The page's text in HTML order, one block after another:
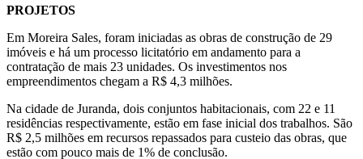
PROJETOS
Em Moreira Sales, foram iniciadas as obras de construção de 29
imóveis e há um processo licitatório em andamento para a
contratação de mais 23 unidades. Os investimentos nos
empreendimentos chegam a R$ 4,3 milhões.
Na cidade de Juranda, dois conjuntos habitacionais, com 22 e 11
residências respectivamente, estão em fase inicial dos trabalhos. São
R$ 2,5 milhões em recursos repassados para custeio das obras, que
estão com pouco mais de 1% de conclusão.